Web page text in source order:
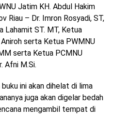
Jatim KH. Abdul Hakim
Riau – Dr. Imron Rosyadi, ST,
Lahamit ST. MT, Ketua
serta Ketua PWMNU
serta Ketua PCMNU
Afni M.Si.
ini akan dihelat di lima
juga akan digelar bedah
mengambil tempat di